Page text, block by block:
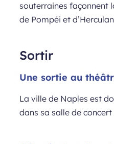
souterraines façonnent
de Pompéi et
Sortir
Une sortie au
La ville de Naples est
dans sa salle de concert